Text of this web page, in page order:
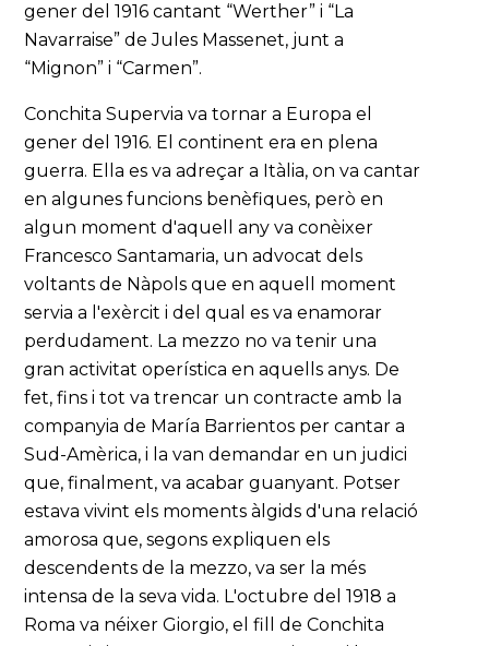
gener del 1916 cantant “Werther” i “La
Navarraise” de Jules Massenet, junt a
“Mignon” i “Carmen”.
Conchita Supervia va tornar a Europa el
gener del 1916. El continent era en plena
guerra. Ella es va adreçar a Itàlia, on va cantar
en algunes funcions benèfiques, però en
algun moment d'aquell any va conèixer
Francesco Santamaria, un advocat dels
voltants de Nàpols que en aquell moment
servia a l'exèrcit i del qual es va enamorar
perdudament. La mezzo no va tenir una
gran activitat operística en aquells anys. De
fet, fins i tot va trencar un contracte amb la
companyia de María Barrientos per cantar a
Sud-Amèrica, i la van demandar en un judici
que, finalment, va acabar guanyant. Potser
estava vivint els moments àlgids d'una relació
amorosa que, segons expliquen els
descendents de la mezzo, va ser la més
intensa de la seva vida. L'octubre del 1918 a
Roma va néixer Giorgio, el fill de Conchita